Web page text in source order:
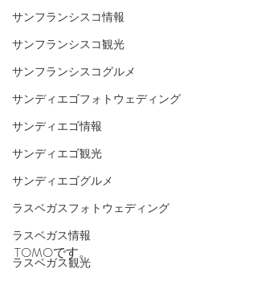
サンフランシスコ情報
サンフランシスコ観光
サンフランシスコグルメ
サンディエゴフォトウェディング
サンディエゴ情報
サンディエゴ観光
サンディエゴグルメ
ラスベガスフォトウェディング
ラスベガス情報
ラスベガス観光
TOMOです。